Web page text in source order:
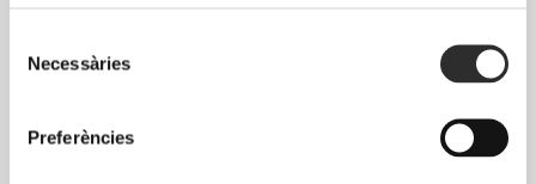
Necessàries
Preferències